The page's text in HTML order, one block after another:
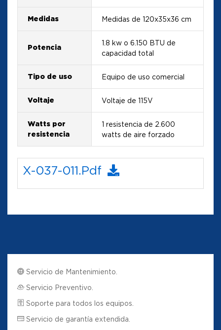
Medidas Medidas de 120x35x36 cm
Potencia
1.8 kw o 6.150 BTU de
capacidad total
Tipo de uso Equipo de uso comercial
Voltaje Voltaje de 115V
Watts por
resistencia
1 resistencia de 2.600
watts de aire forzado
X-037-011.pdf
Servicio de Mantenimiento.
Servicio Preventivo.
Soporte para todos los equipos.
Servicio de garantía extendida.